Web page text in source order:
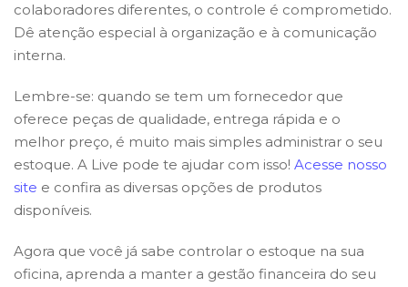
colaboradores diferentes, o controle é comprometido.
Dê atenção especial à organização e à comunicação
interna.
Lembre-se: quando se tem um fornecedor que
oferece peças de qualidade, entrega rápida e o
melhor preço, é muito mais simples administrar o seu
estoque. A Live pode te ajudar com isso! Acesse nosso
site e confira as diversas opções de produtos
disponíveis.
Agora que você já sabe controlar o estoque na sua
oficina, aprenda a manter a gestão financeira do seu